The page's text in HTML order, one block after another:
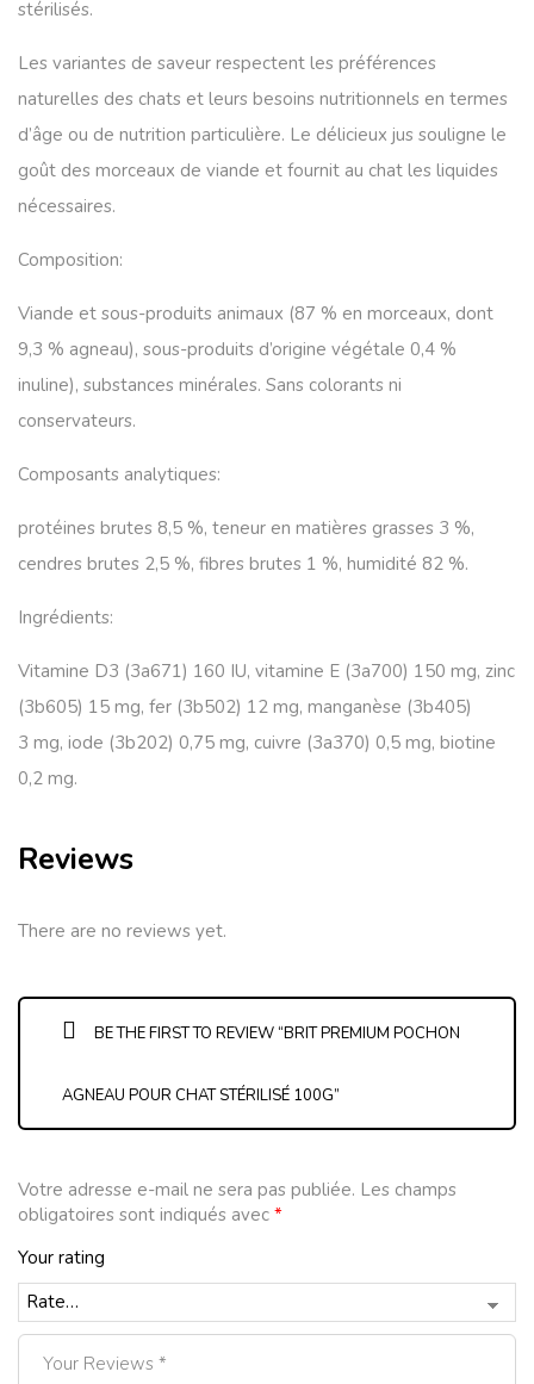
stérilisés.
Les variantes de saveur respectent les préférences
naturelles des chats et leurs besoins nutritionnels en termes
d’âge ou de nutrition particulière. Le délicieux jus souligne le
goût des morceaux de viande et fournit au chat les liquides
nécessaires.
Composition:
Viande et sous-produits animaux (87 % en morceaux, dont
9,3 % agneau), sous-produits d’origine végétale 0,4 %
inuline), substances minérales. Sans colorants ni
conservateurs.
Composants analytiques:
protéines brutes 8,5 %, teneur en matières grasses 3 %,
cendres brutes 2,5 %, fibres brutes 1 %, humidité 82 %.
Ingrédients:
Vitamine D3 (3a671) 160 IU, vitamine E (3a700) 150 mg, zinc
(3b605) 15 mg, fer (3b502) 12 mg, manganèse (3b405)
3 mg, iode (3b202) 0,75 mg, cuivre (3a370) 0,5 mg, biotine
0,2 mg.
Reviews
There are no reviews yet.
BE THE FIRST TO REVIEW “BRIT PREMIUM POCHON
AGNEAU POUR CHAT STÉRILISÉ 100G”
Votre adresse e-mail ne sera pas publiée. Les champs
obligatoires sont indiqués avec *
Your rating